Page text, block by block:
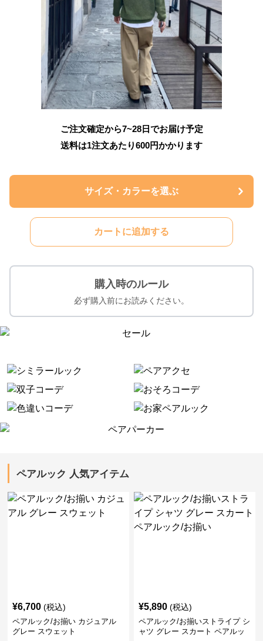
ご注文確定から7~28日でお届け予定
送料は1注文あたり600円かかります
サイズ・カラーを選ぶ
カートに追加する
購入時のルール
必ず購入前にお読みください。
ペアルック 人気アイテム
¥6,700 (税込)
ペアルック/お揃い カジュアル
グレー スウェット
¥5,890 (税込)
ペアルック/お揃いストライプ シ
ャツ グレー スカート ペアルッ